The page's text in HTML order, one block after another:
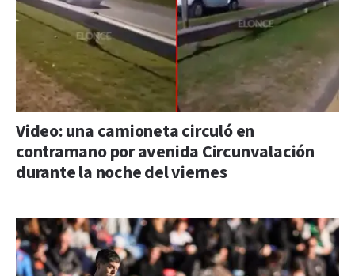
Video: una camioneta circuló en
contramano por avenida Circunvalación
durante la noche del viernes